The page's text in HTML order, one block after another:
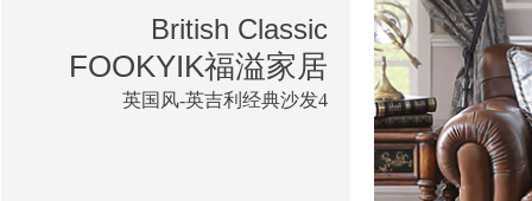
British Classic
FOOKYIK福溢家居
英国风-英吉利经典沙发4